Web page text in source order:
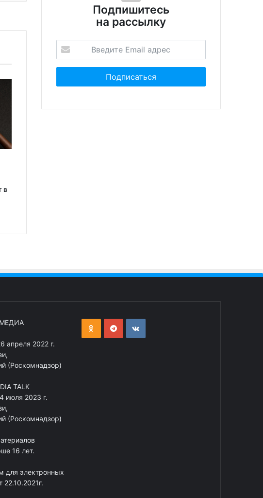
в
Подпишитесь
на рассылку
апреля 2022 г.
(Роскомнадзор)
TALK
июля 2023 г.
(Роскомнадзор)
16 лет.
для электронных